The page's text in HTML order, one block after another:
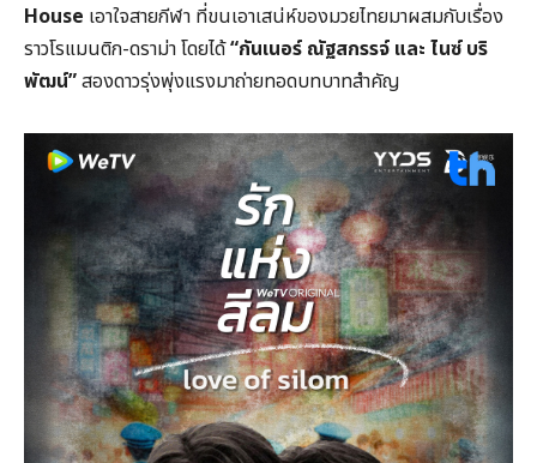
House เอาใจสายกีฬา ที่ขนเอาเสน่ห์ของมวยไทยมาผสมกับเรื่อง
ราวโรแมนติก-ดราม่า โดยได้“กันเนอร์ ณัฐสกรรจ์ และ ไนซ์ บริ
พัฒน์”สองดาวรุ่งพุ่งแรงมาถ่ายทอดบทบาทสำคัญ